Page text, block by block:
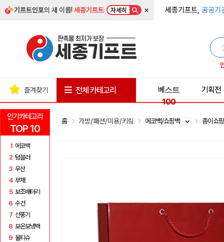
기프트인포의 새 이름!세종기프트 자세히 × 세종기프트, 공공기
인기카테고리
TOP 10
1 에코백
2 텀블러
3 우산
4 부채
5 보조배터리
6 수건
7 선풍기
8 보온보냉백
9 물티슈
즐겨찾기 전체 카테고리
베스트
100
기획전
홈 가방/패션/미용/키링 에코백/쇼핑백 종이쇼